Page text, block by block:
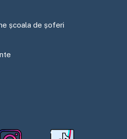
școala de șoferi